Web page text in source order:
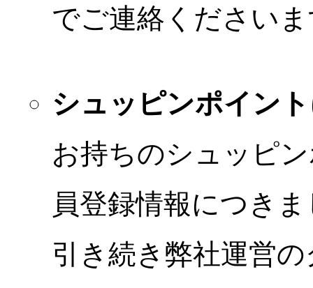
でご連絡ください
シュッピンポイン
お持ちのシュッピ
員登録情報につき
引き続き弊社運営